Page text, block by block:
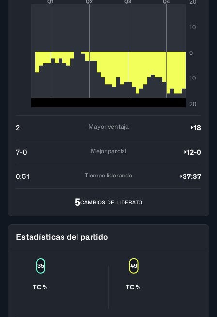
Q1 Q2 Q3 Q4 20
10
0
10
20
2 Mayor ventaja 18
7-0 Mejor parcial 12-0
0:51 Tiempo liderando 37:37
5CAMBIOS DE LIDERATO
Estadísticas del partido
TC %
35
TC %
49